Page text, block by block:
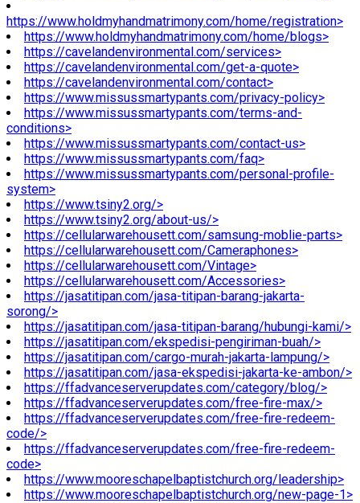
https://www.holdmyhandmatrimony.com/home/registration>
https://www.holdmyhandmatrimony.com/home/blogs>
https://cavelandenvironmental.com/services>
https://cavelandenvironmental.com/get-a-quote>
https://cavelandenvironmental.com/contact>
https://www.missussmartypants.com/privacy-policy>
https://www.missussmartypants.com/terms-and-
conditions>
https://www.missussmartypants.com/contact-us>
https://www.missussmartypants.com/faq>
https://www.missussmartypants.com/personal-profile-
system>
https://www.tsiny2.org/>
https://www.tsiny2.org/about-us/>
https://cellularwarehousett.com/samsung-moblie-parts>
https://cellularwarehousett.com/Cameraphones>
https://cellularwarehousett.com/Vintage>
https://cellularwarehousett.com/Accessories>
https://jasatitipan.com/jasa-titipan-barang-jakarta-
sorong/>
https://jasatitipan.com/jasa-titipan-barang/hubungi-kami/>
https://jasatitipan.com/ekspedisi-pengiriman-buah/>
https://jasatitipan.com/cargo-murah-jakarta-lampung/>
https://jasatitipan.com/jasa-ekspedisi-jakarta-ke-ambon/>
https://ffadvanceserverupdates.com/category/blog/>
https://ffadvanceserverupdates.com/free-fire-max/>
https://ffadvanceserverupdates.com/free-fire-redeem-
code/>
https://ffadvanceserverupdates.com/free-fire-redeem-
code>
https://www.mooreschapelbaptistchurch.org/leadership>
https://www.mooreschapelbaptistchurch.org/new-page-1>